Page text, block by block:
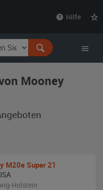
Hilfe
Mooney
M20e Super 21
Holstein